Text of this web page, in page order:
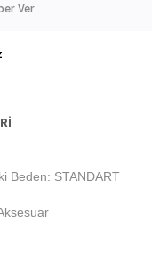
Ver
Beden: STANDART